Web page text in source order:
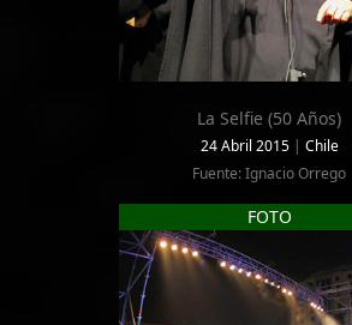
La Selfie (50 Años)
24 Abril 2015 | Chile
Fuente: Ignacio Orrego
FOTO